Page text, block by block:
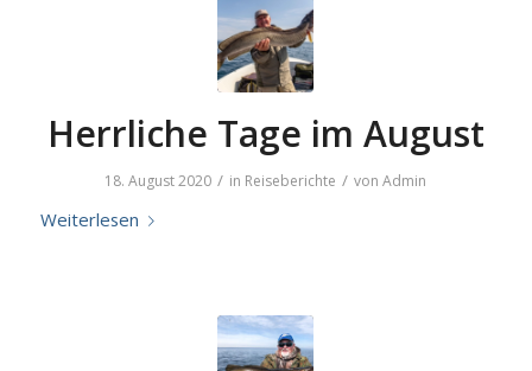
Herrliche Tage im August
18. August 2020 / in Reiseberichte / vonAdmin
Weiterlesen